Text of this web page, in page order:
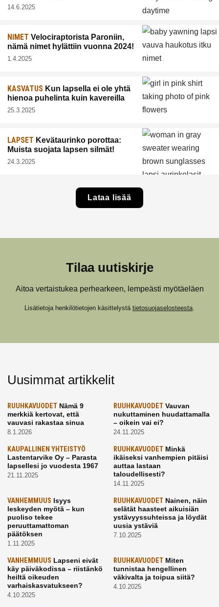
14.6.2025
NIMET Velociraptorista Paroniin,
nämä nimet hylättiin vuonna 2024!
1.4.2025
KASVATUS Kun lapsella ei ole yhtä
hienoa puhelinta kuin kavereilla
25.3.2025
LAPSET Kevätaurinko porottaa:
Muista suojata lapsen silmät!
24.3.2025
Lataa lisää
Tilaa uutiskirje
Aitoa vertaistukea perhearkeen, lempeästi myötäeläen
Lisätietoja henkilötietojen käsittelystä tietosuojaselosteesta
Uusimmat artikkelit
RUUHKAVUODET Nämä 9
merkkiä kertovat, että
vauvasi rakastaa sinua
8.1.2026
RUUHKAVUODETVauvan
nukuttaminen huudattamalla
– oikein vai ei?
24.11.2025
KAUPALLINEN YHTEISTYÖ
Lastentarvike Oy – Parasta
lapsellesi jo vuodesta 1967
21.11.2025
RUUHKAVUODETMinkä
ikäiseksi vanhempien pitäisi
auttaa lastaan
taloudellisesti?
14.11.2025
VANHEMMUUS Isyys
leskeyden myötä – kun
puoliso tekee
peruuttamattoman
päätöksen
1.11.2025
RUUHKAVUODETNainen, näin
selätät haasteet aikuisiän
ystävyyssuhteissa ja löydät
uusia ystäviä
7.10.2025
VANHEMMUUS Lapseni eivät
käy päiväkodissa – riistänkö
heiltä oikeuden
varhaiskasvatukseen?
4.10.2025
RUUHKAVUODETMiten
tunnistaa hengellinen
väkivalta ja toipua siitä?
4.10.2025